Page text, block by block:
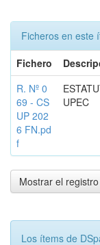
Ficheros en este
Fichero
R. Nº 0
69 - CS
UP 202
6 FN.pd
f
UPEC
Mostrar el
Los ítems de